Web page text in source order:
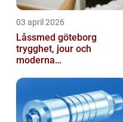
03 april 2026
Låssmed göteborg
trygghet, jour och
moderna